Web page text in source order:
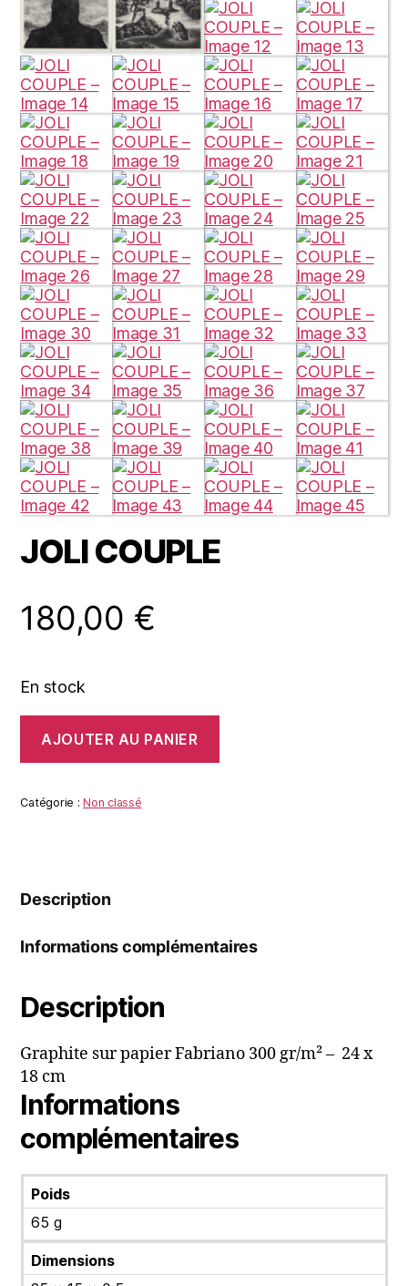
JOLI COUPLE
180,00 €
En stock
JOLI
AJOUTER AU PANIER
Catégorie :Non classé
Description
Informations complémentaires
Description
Graphite sur papier Fabriano 300 gr/m² – 24 x
18 cm
Informations
complémentaires
Poids
65 g
Dimensions